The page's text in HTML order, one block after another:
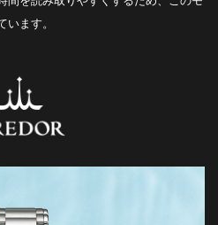
ます。